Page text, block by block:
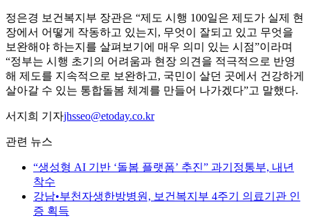
정은경 보건복지부 장관은 “제도 시행 100일은 제도가 실제 현
장에서 어떻게 작동하고 있는지, 무엇이 잘되고 있고 무엇을
보완해야 하는지를 살펴보기에 매우 의미 있는 시점”이라며
“정부는 시행 초기의 어려움과 현장 의견을 적극적으로 반영
해 제도를 지속적으로 보완하고, 국민이 살던 곳에서 건강하게
살아갈 수 있는 통합돌봄 체계를 만들어 나가겠다”고 말했다.
서지희 기자jhsseo@etoday.co.kr
관련 뉴스
“생성형 AI 기반 ‘돌봄 플랫폼’ 추진” 과기정통부, 내년
착수
강남•부천자생한방병원, 보건복지부 4주기 의료기관 인
증 획득